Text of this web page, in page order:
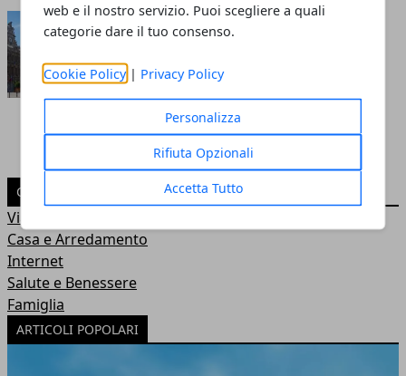
web e il nostro servizio. Puoi scegliere a quali
categorie dare il tuo consenso.
Cookie Policy | Privacy Policy
Personalizza
Rifiuta Opzionali
Accetta Tutto
Visitare Valenciennes
CATEGORIE
Viaggi
Casa e Arredamento
Internet
Salute e Benessere
Famiglia
ARTICOLI POPOLARI